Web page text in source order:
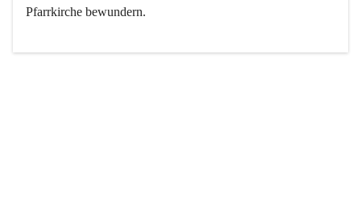
Pfarrkirche bewundern.
Der Weinbau dominert heute nicht mehr, ist aber integrativer